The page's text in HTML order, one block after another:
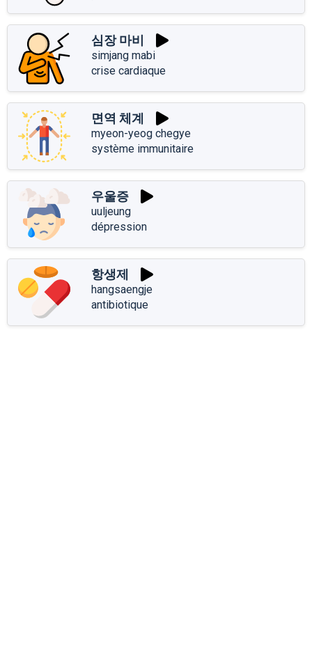
심장 마비
simjang mabi
crise cardiaque
면역 체계
myeon-yeog chegye
système immunitaire
우울증
uuljeung
dépression
항생제
hangsaengje
antibiotique